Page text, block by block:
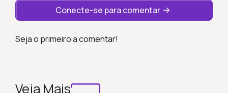
Conecte-se para comentar
Seja o primeiro a comentar!
Veja Mais